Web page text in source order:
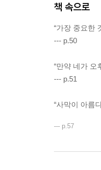
책 속으로
“가장 중요한
--- p.50
“만약 네가 오
--- p.51
“사막이 아름
--- p.57